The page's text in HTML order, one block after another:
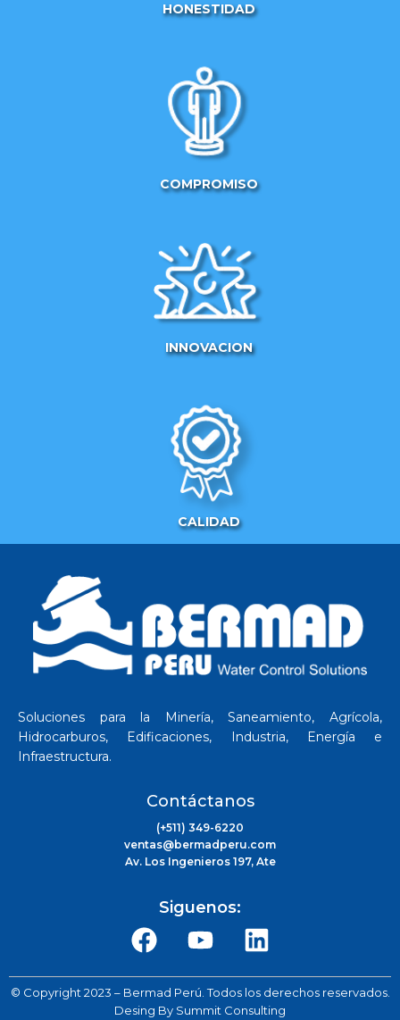
HONESTIDAD
COMPROMISO
INNOVACION
CALIDAD
Soluciones para la Minería, Saneamiento, Agrícola,
Hidrocarburos, Edificaciones, Industria, Energía e
Infraestructura.
Contáctanos
(+511) 349-6220
ventas@bermadperu.com
Av. Los Ingenieros 197, Ate
Siguenos:
© Copyright 2023 – Bermad Perú. Todos los derechos reservados.
Desing By Summit Consulting